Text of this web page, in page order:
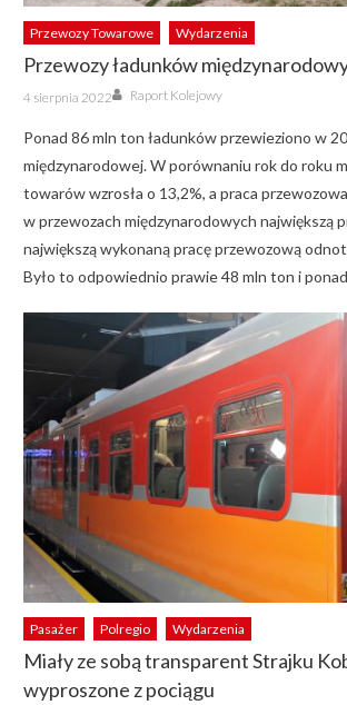
Przewozy Towarowe Wydarzenia
Przewozy ładunków
Posted
on
4 sierpnia 2022 Author
Raport Kolejowy
Ponad 86 mln ton ładunków przewieziono w
międzynarodowej. W porównaniu rok do roku
towarów wzrosła o 13,2%, a praca
w przewozach międzynarodowych największą
największą wykonaną pracę przewozową
Było to odpowiednio prawie 48 mln ton i
Pasażer Polregio Wydarzenia
Miały ze sobą transparent Strajku
wyproszone z pociągu